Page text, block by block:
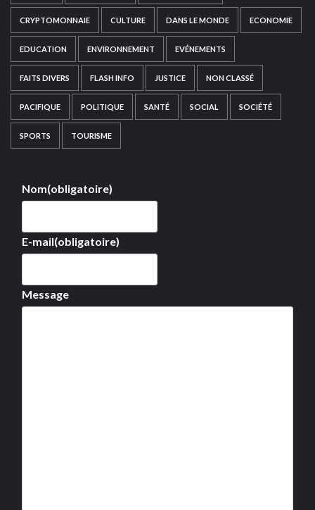
CRYPTOMONNAIE CULTURE DANS LE MONDE ECONOMIE
EDUCATION ENVIRONNEMENT EVÉNEMENTS
FAITS DIVERS FLASH INFO JUSTICE NON CLASSÉ
PACIFIQUE POLITIQUE SANTÉ SOCIAL SOCIÉTÉ
SPORTS TOURISME
Nom(obligatoire)
E-mail(obligatoire)
Message